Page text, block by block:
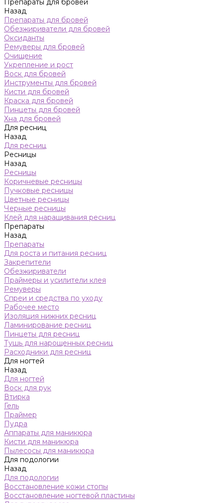
Препараты для бровей
Назад
Препараты для бровей
Обезжириватели для бровей
Оксиданты
Ремуверы для бровей
Очищение
Укрепление и рост
Воск для бровей
Инструменты для бровей
Кисти для бровей
Краска для бровей
Пинцеты для бровей
Хна для бровей
Для ресниц
Назад
Для ресниц
Ресницы
Назад
Ресницы
Коричневые ресницы
Пучковые ресницы
Цветные ресницы
Черные ресницы
Клей для наращивания ресниц
Препараты
Назад
Препараты
Для роста и питания ресниц
Закрепители
Обезжириватели
Праймеры и усилители клея
Ремуверы
Спреи и средства по уходу
Рабочее место
Изоляция нижних ресниц
Ламинирование ресниц
Пинцеты для ресниц
Тушь для нарощенных ресниц
Расходники для ресниц
Для ногтей
Назад
Для ногтей
Воск для рук
Втирка
Гель
Праймер
Пудра
Аппараты для маникюра
Кисти для маникюра
Пылесосы для маникюра
Для подологии
Назад
Для подологии
Восстановление кожи стопы
Восстановление ногтевой пластины